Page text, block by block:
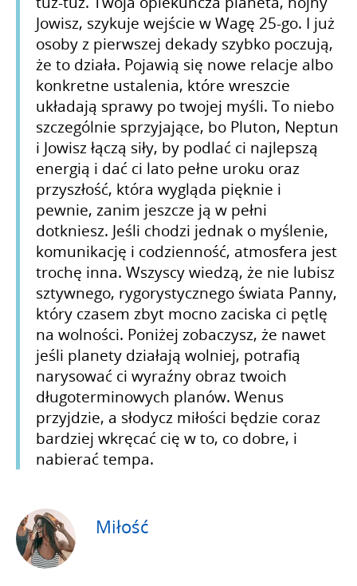
Jowisz, szykuje wejście w Wagę 25-go. I już
osoby z pierwszej dekady szybko poczują,
że to działa. Pojawią się nowe relacje albo
konkretne ustalenia, które wreszcie
układają sprawy po twojej myśli. To niebo
szczególnie sprzyjające, bo Pluton, Neptun
i Jowisz łączą siły, by podlać ci najlepszą
energią i dać ci lato pełne uroku oraz
przyszłość, która wygląda pięknie i
pewnie, zanim jeszcze ją w pełni
dotkniesz. Jeśli chodzi jednak o myślenie,
komunikację i codzienność, atmosfera jest
trochę inna. Wszyscy wiedzą, że nie lubisz
sztywnego, rygorystycznego świata Panny,
który czasem zbyt mocno zaciska ci pętlę
na wolności. Poniżej zobaczysz, że nawet
jeśli planety działają wolniej, potrafią
narysować ci wyraźny obraz twoich
długoterminowych planów. Wenus
przyjdzie, a słodycz miłości będzie coraz
bardziej wkręcać cię w to, co dobre, i
nabierać tempa.
Miłość